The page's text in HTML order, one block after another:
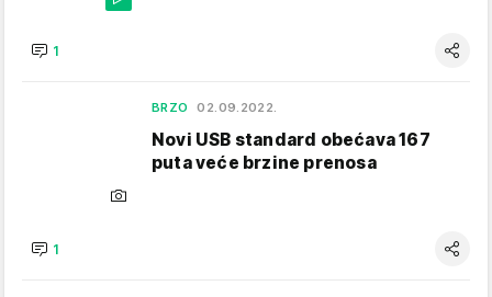
1
BRZO 02.09.2022.
Novi USB standard obećava 167
puta veće brzine prenosa
1